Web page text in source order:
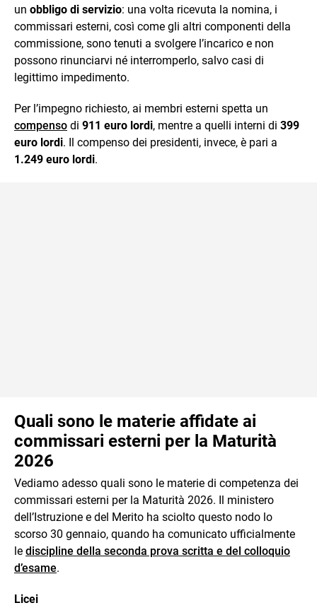
un obbligo di servizio: una volta ricevuta la nomina, i
commissari esterni, così come gli altri componenti della
commissione, sono tenuti a svolgere l’incarico e non
possono rinunciarvi né interromperlo, salvo casi di
legittimo impedimento.
Per l’impegno richiesto, ai membri esterni spetta un
compenso di 911 euro lordi, mentre a quelli interni di 399
euro lordi. Il compenso dei presidenti, invece, è pari a
1.249 euro lordi.
Quali sono le materie affidate ai
commissari esterni per la Maturità
2026
Vediamo adesso quali sono le materie di competenza dei
commissari esterni per la Maturità 2026. Il ministero
dell’Istruzione e del Merito ha sciolto questo nodo lo
scorso 30 gennaio, quando ha comunicato ufficialmente
le discipline della seconda prova scritta e del colloquio
d’esame.
Licei